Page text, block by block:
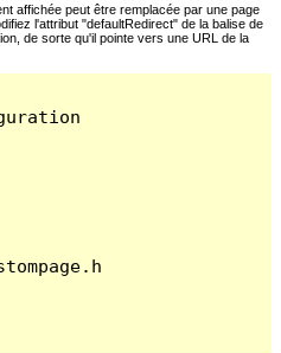
affichée peut être remplacée par une page
l'attribut "defaultRedirect" de la balise de
de sorte qu'il pointe vers une URL de la